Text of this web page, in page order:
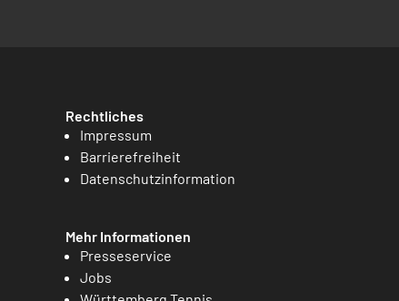
Rechtliches
Impressum
Barrierefreiheit
Datenschutzinformation
Mehr Informationen
Presseservice
Jobs